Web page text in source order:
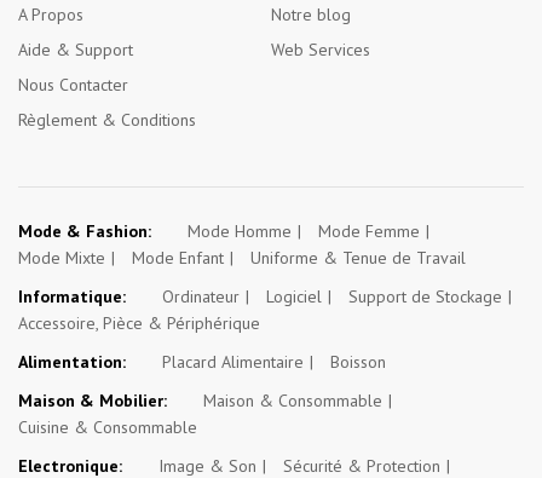
A Propos
Aide & Support
Nous Contacter
Règlement & Conditions
Notre blog
Web Services
Mode & Fashion: Mode Homme
Mode Femme
Mode Mixte
Mode Enfant
Uniforme & Tenue de Travail
Informatique:
Ordinateur Logiciel
Support de Stockage
Accessoire, Pièce & Périphérique
Alimentation:
Placard Alimentaire
Boisson
Maison & Mobilier:
Maison & Consommable
Cuisine & Consommable
Electronique:
Image & Son
Sécurité & Protection